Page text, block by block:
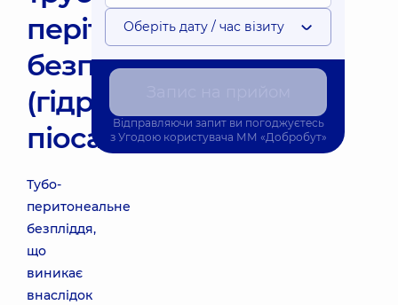
перітонеального
безпліддя
(гідросальпінкс,
піосальпінкс)
Тубо-
перитонеальне
безпліддя,
що
виникає
внаслідок
Оберіть дату / час візиту
Відправляючи запит ви погоджуєтесь
з Угодою користувача ММ «Добробут»